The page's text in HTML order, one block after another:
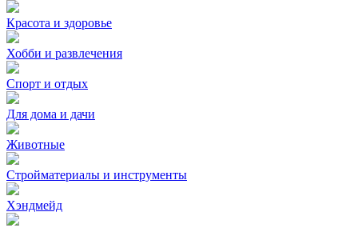
Красота и здоровье
Хобби и развлечения
Спорт и отдых
Для дома и дачи
Животные
Стройматериалы и инструменты
Хэндмейд